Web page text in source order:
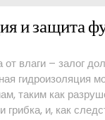
и защита
влаги – залог
гидроизоляция
таким как
грибка, и, как